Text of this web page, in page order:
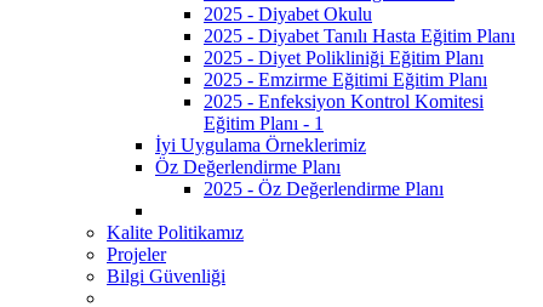
2025 - Diyabet Okulu
2025 - Diyabet Tanılı Hasta Eğitim Planı
2025 - Diyet Polikliniği Eğitim Planı
2025 - Emzirme Eğitimi Eğitim Planı
2025 - Enfeksiyon Kontrol Komitesi
Eğitim Planı - 1
İyi Uygulama Örneklerimiz
Öz Değerlendirme Planı
2025 - Öz Değerlendirme Planı
Kalite Politikamız
Projeler
Bilgi Güvenliği